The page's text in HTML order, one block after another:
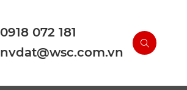
0918 072 181
nvdat@wsc.com.vn